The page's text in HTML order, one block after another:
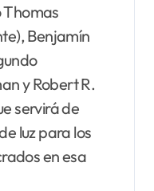
Thomas
Benjamín
y Robert R.
servirá de
luz para los
en esa